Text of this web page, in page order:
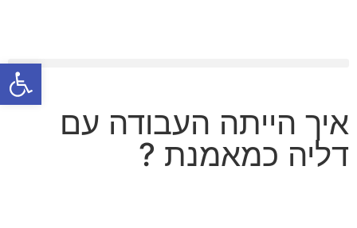
איך הייתה העבודה עם
דליה כמאמנת ?
פתח